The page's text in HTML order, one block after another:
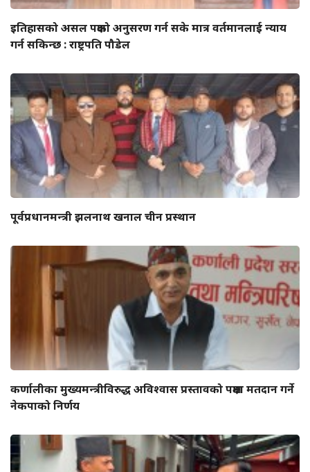
इतिहासको असल पक्षको अनुसरण गर्न सके मात्र वर्तमानलाई न्याय
गर्न सकिन्छ : राष्ट्रपति पौडेल
पूर्वप्रधानमन्त्री झलनाथ खनाल चीन प्रस्थान
कर्णालीका मुख्यमन्त्रीविरुद्ध अविश्वास प्रस्तावको पक्षमा मतदान गर्ने
नेकपाको निर्णय